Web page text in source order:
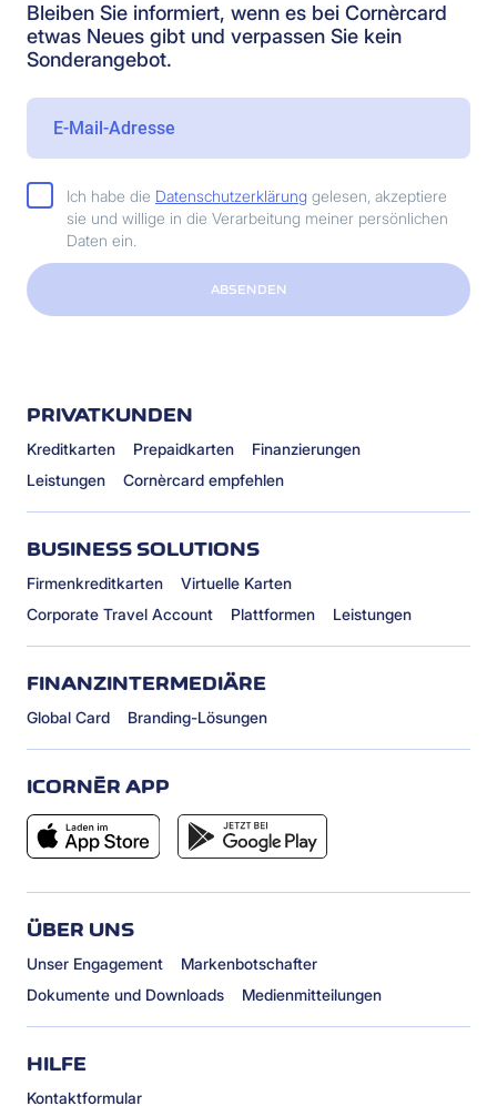
Bleiben Sie informiert, wenn es bei Cornèrcard
etwas Neues gibt und verpassen Sie kein
Sonderangebot.
Ich habe die Datenschutzerklärung gelesen, akzeptiere
sie und willige in die Verarbeitung meiner persönlichen
Daten ein.
ABSENDEN
PRIVATKUNDEN
Kreditkarten Prepaidkarten
Finanzierungen
Leistungen
Cornèrcard empfehlen
BUSINESS SOLUTIONS
Firmenkreditkarten
Virtuelle Karten
Corporate Travel Account
Plattformen Leistungen
FINANZINTERMEDIÄRE
Global Card Branding-Lösungen
ICORNÈR APP
ÜBER UNS
Unser Engagement
Markenbotschafter
Dokumente und Downloads
Medienmitteilungen
HILFE
Kontaktformular